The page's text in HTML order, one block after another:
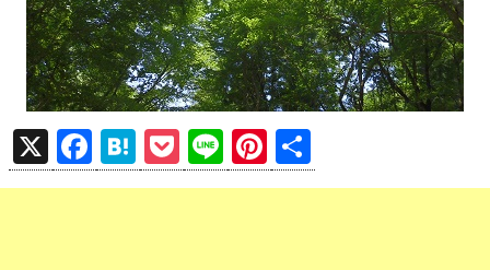
X
F
a
H
at
P
o
Li
n
Pi
nt 有